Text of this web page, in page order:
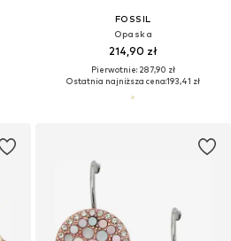
FOSSIL
Opaska
214,90 zł
Pierwotnie: 287,90 zł
Ostatnia najniższa cena:193,41 zł